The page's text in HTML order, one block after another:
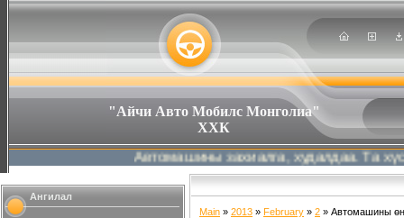
"Айчи Авто Мобилс Монголиа"
ХХК
Автомашины захиалга, худалдаа. Та хүссэн
Ангилал
Main » 2013 » February » 2 » Автомашины